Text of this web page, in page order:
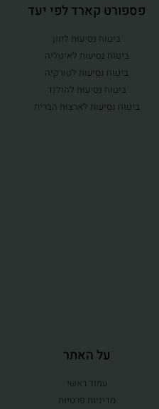
פספורט קארד לפי יעד
ביטוח נסיעות ליוון
ביטוח נסיעות לאיטליה
ביטוח נסיעות לטורקיה
ביטוח נסיעות להולנד
ביטוח נסיעות לארצות הברית
על האתר
עמוד ראשי
מדיניות פרטיות